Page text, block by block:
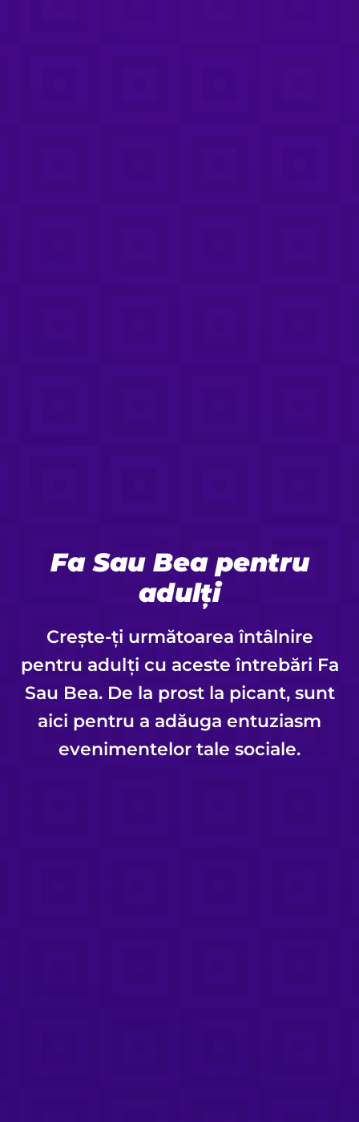
Fa Sau Bea pentru
adulți
Crește-ți următoarea întâlnire
pentru adulți cu aceste întrebări Fa
Sau Bea. De la prost la picant, sunt
aici pentru a adăuga entuziasm
evenimentelor tale sociale.